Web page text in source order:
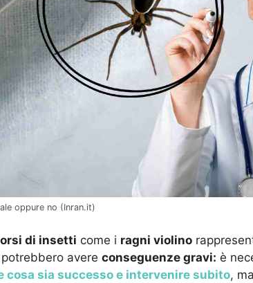
oppure no (Inran.it)
di insetti come i ragni violino
avere conseguenze gravi: è
cosa sia successo e intervenire subito,